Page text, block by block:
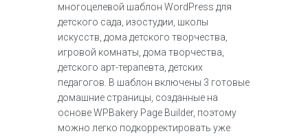
многоцелевой шаблон WordPress для
детского сада, изостудии, школы
искусств, дома детского творчества,
игровой комнаты, дома творчества,
детского арт-терапевта, детских
педагогов. В шаблон включены 3 готовые
домашние страницы, созданные на
основе WPBakery Page Builder, поэтому
можно легко подкорректировать уже